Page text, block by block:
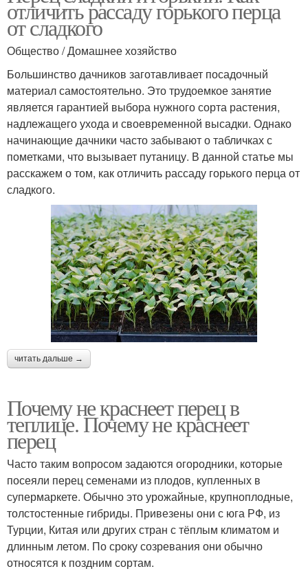
отличить рассаду горького перца
от сладкого
Общество / Домашнее хозяйство
Большинство дачников заготавливает посадочный
материал самостоятельно. Это трудоемкое занятие
является гарантией выбора нужного сорта растения,
надлежащего ухода и своевременной высадки. Однако
начинающие дачники часто забывают о табличках с
пометками, что вызывает путаницу. В данной статье мы
расскажем о том, как отличить рассаду горького перца от
сладкого.
читать дальше →
Почему не краснеет перец в
теплице. Почему не краснеет
перец
Часто таким вопросом задаются огородники, которые
посеяли перец семенами из плодов, купленных в
супермаркете. Обычно это урожайные, крупноплодные,
толстостенные гибриды. Привезены они с юга РФ, из
Турции, Китая или других стран с тёплым климатом и
длинным летом. По сроку созревания они обычно
относятся к поздним сортам.